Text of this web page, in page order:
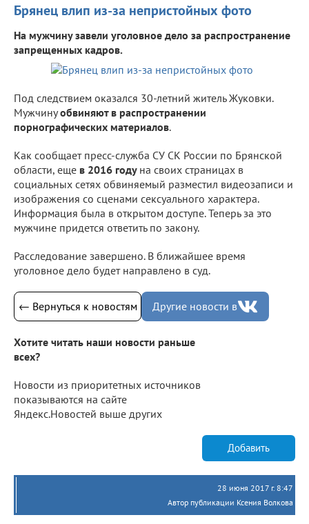
Брянец влип из-за непристойных фото
На мужчину завели уголовное дело за распространение
запрещенных кадров.
Под следствием оказался 30-летний житель Жуковки.
Мужчинуобвиняют в распространении
порнографических материалов.
Как сообщает пресс-служба СУ СК России по Брянской
области, еще в 2016 году на своих страницах в
социальных сетях обвиняемый разместил видеозаписи и
изображения со сценами сексуального характера.
Информация была в открытом доступе. Теперь за это
мужчине придется ответить по закону.
Расследование завершено. В ближайшее время
уголовное дело будет направлено в суд.
← Вернуться к новостям Другие новости в
Хотите читать наши новости раньше
всех?
Новости из приоритетных источников
показываются на сайте
Яндекс.Новостей выше других
Добавить
28 июня 2017 г. 8:47
Автор публикации Ксения Волкова